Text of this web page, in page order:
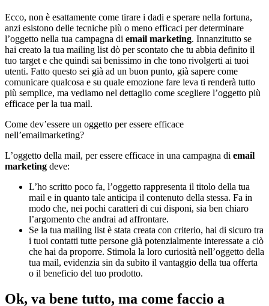
Ecco, non è esattamente come tirare i dadi e sperare nella fortuna,
anzi esistono delle tecniche più o meno efficaci per determinare
l’oggetto nella tua campagna di email marketing. Innanzitutto se
hai creato la tua mailing list dò per scontato che tu abbia definito il
tuo target e che quindi sai benissimo in che tono rivolgerti ai tuoi
utenti. Fatto questo sei già ad un buon punto, già sapere come
comunicare qualcosa e su quale emozione fare leva ti renderà tutto
più semplice, ma vediamo nel dettaglio come scegliere l’oggetto più
efficace per la tua mail.
Come dev’essere un oggetto per essere efficace
nell’emailmarketing?
L’oggetto della mail, per essere efficace in una campagna di email
marketing deve:
L’ho scritto poco fa, l’oggetto rappresenta il titolo della tua
mail e in quanto tale anticipa il contenuto della stessa. Fa in
modo che, nei pochi caratteri di cui disponi, sia ben chiaro
l’argomento che andrai ad affrontare.
Se la tua mailing list è stata creata con criterio, hai di sicuro tra
i tuoi contatti tutte persone già potenzialmente interessate a ciò
che hai da proporre. Stimola la loro curiosità nell’oggetto della
tua mail, evidenzia sin da subito il vantaggio della tua offerta
o il beneficio del tuo prodotto.
Ok, va bene tutto, ma come faccio a